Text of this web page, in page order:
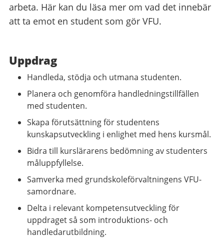
arbeta. Här kan du läsa mer om vad det innebär
att ta emot en student som gör VFU.
Uppdrag
Handleda, stödja och utmana studenten.
Planera och genomföra handledningstillfällen
med studenten.
Skapa förutsättning för studentens
kunskapsutveckling i enlighet med hens kursmål.
Bidra till kurslärarens bedömning av studenters
måluppfyllelse.
Samverka med grundskoleförvaltningens VFU-
samordnare.
Delta i relevant kompetensutveckling för
uppdraget så som introduktions- och
handledarutbildning.